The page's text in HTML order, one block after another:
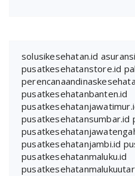
solusikesehatan.id
pusatkesehatanstore.id
pusatkesehatanbanten.id
pusatkesehatansumbar.id
pusatkesehatanjambi.id
pusatkesehatanmaluku.id